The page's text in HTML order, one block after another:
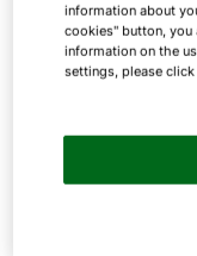
Μονάδα
information about
cookies" button, you
information on the
settings, please click